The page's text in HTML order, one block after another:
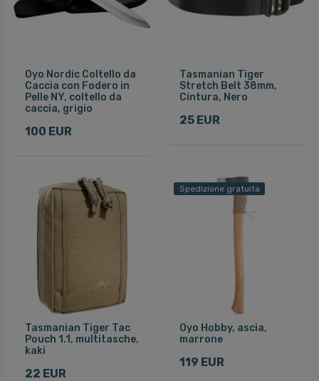
Oyo Nordic Coltello da
Caccia con Fodero in
Pelle NY, coltello da
caccia, grigio
100 EUR
Tasmanian Tiger
Stretch Belt 38mm,
Cintura, Nero
25 EUR
Tasmanian Tiger Tac
Pouch 1.1, multitasche,
kaki
22 EUR
Spedizione gratuita
Oyo Hobby, ascia,
marrone
119 EUR